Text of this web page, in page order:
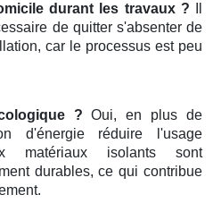
durant les travaux ?
de quitter s'absenter de
car le processus est peu
? Oui, en plus de
d'énergie réduire l'usage
matériaux isolants sont
durables, ce qui contribue